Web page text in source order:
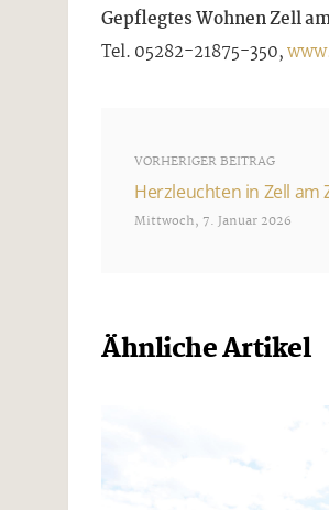
Gepflegtes Wohnen Zell
Tel. 05282-21875-350,
VORHERIGER BEITRAG
Herzleuchten in Zell am
Mittwoch, 7. Januar 2026
Ähnliche Artikel